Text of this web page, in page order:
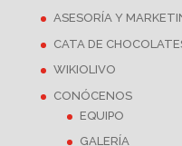
ASESORÍA Y
CATA DE
WIKIOLIVO
CONÓCENOS
EQUIPO
GALERÍA